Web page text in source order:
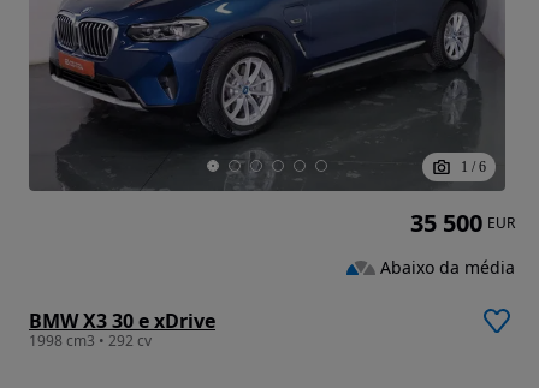
1 / 6
BMW X3 30 e xDrive
1998 cm3 • 292 cv
35 500 EUR
Abaixo da média